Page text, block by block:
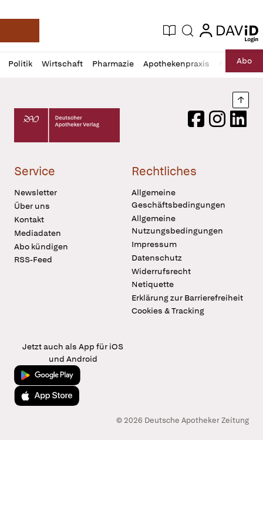
Deutsche Apotheker Zeitung
Aktuelle Ausgabe
Suche login
login
Politik Wirtschaft Pharmazie Apothekenpraxis RechtAbo
Profil
öffnen
Daz
Pur
Deutscher Apotheker Verlag Logo
FacebookInstagram
Service
Newsletter
Über uns
Kontakt
Mediadaten
Abo kündigen
RSS-Feed
Rechtliches
Allgemeine
Geschäftsbedingungen
Allgemeine
Nutzungsbedingungen
Impressum
Datenschutz
Widerrufsrecht
Netiquette
Erklärung zur Barrierefreiheit
Cookies & Tracking
Jetzt auch als App für iOS
und Android
Jetzt bei Google Play
Laden im App Store
© 2026 Deutsche Apotheker Zeitung